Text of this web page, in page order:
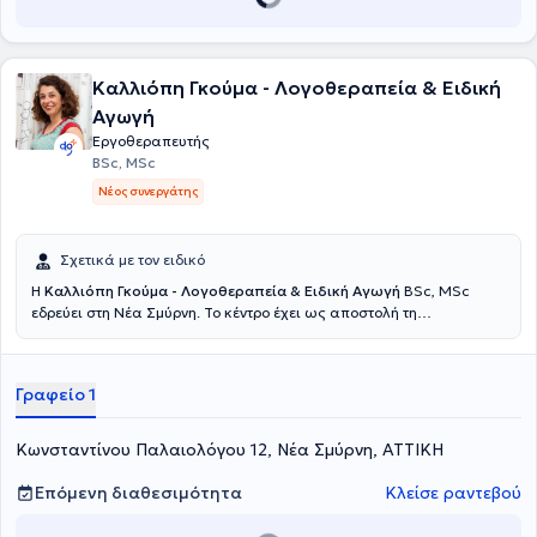
την αγάπη για τον Άνθρωπο να διέπει όλο το φάσμα των
Καλλιόπη Γκούμα - Λογοθεραπεία & Ειδική
Αγωγή
Εργοθεραπευτής
BSc, MSc
Νέος συνεργάτης
Σχετικά με τον ειδικό
Η Καλλιόπη Γκούμα - Λογοθεραπεία & Ειδική Αγωγή BSc, MSc
εδρεύει στη Νέα Σμύρνη. Το κέντρο έχει ως αποστολή τη
ευχάριστου περιβάλλοντος για παιδιά, έφηβους και τους γονείς
επιστημονικές μεθόδους και δια βίου καταρτισμένοι σε νέες
επιστημονικές εξελίξεις, προλαμβάνουν, αξιολογούν και σχεδιάζουν
εξατομικευμένα θεραπευτικά προγράμματα, με σεβασμό στο κάθε
παιδί και στην οικογένεια του. Εργαλείατους είναι η λογοθεραπεία,
η εργοθεραπεία, η αισθητηριακή ολοκλήρωση, η ειδική μαθησιακή
αποκατάσταση, η παιχνιδοθεραπεία, η ψυχολογική υποστήριξη και
Γραφείο 1
Κωνσταντίνου Παλαιολόγου 12, Νέα Σμύρνη, ΑΤΤΙΚΗ
Επόμενη διαθεσιμότητα
Κλείσε ραντεβού